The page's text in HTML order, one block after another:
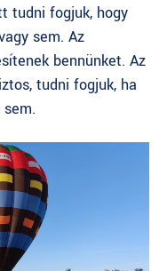
tudni fogjuk, hogy
sem. Az
bennünket. Az
tudni fogjuk, ha